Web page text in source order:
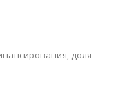
доля